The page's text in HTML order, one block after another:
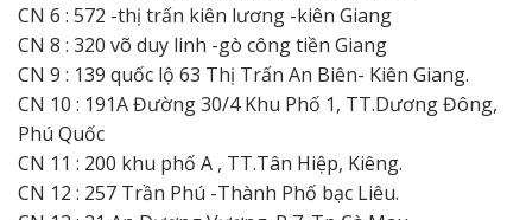
CN 6 : 572 -thị trấn kiên lương -kiên Giang
CN 8 : 320 võ duy linh -gò công tiền Giang
CN 9 : 139 quốc lộ 63 Thị Trấn An Biên- Kiên Giang.
CN 10 : 191A Đường 30/4 Khu Phố 1, TT.Dương Đông,
Phú Quốc
CN 11 : 200 khu phố A , TT.Tân Hiệp, Kiêng.
CN 12 : 257 Trần Phú -Thành Phố bạc Liêu.